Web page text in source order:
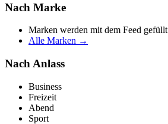
Nach Marke
Marken werden mit dem Feed gefüllt
Alle Marken →
Nach Anlass
Business
Freizeit
Abend
Sport